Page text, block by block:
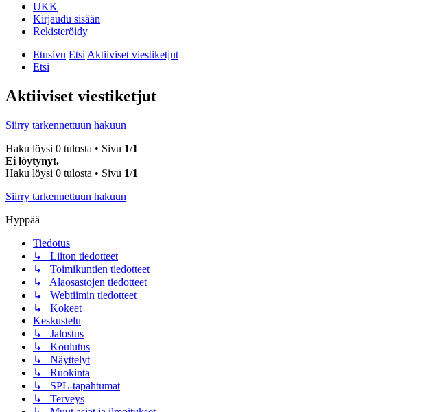
UKK
Kirjaudu sisään
Rekisteröidy
Etusivu EtsiAktiiviset viestiketjut
Etsi
Aktiiviset viestiketjut
Siirry tarkennettuun hakuun
Haku löysi 0 tulosta • Sivu 1/1
Ei löytynyt.
Haku löysi 0 tulosta • Sivu 1/1
Siirry tarkennettuun hakuun
Hyppää
Tiedotus
↳ Liiton tiedotteet
↳ Toimikuntien tiedotteet
↳ Alaosastojen tiedotteet
↳ Webtiimin tiedotteet
↳ Kokeet
Keskustelu
↳ Jalostus
↳ Koulutus
↳ Näyttelyt
↳ Ruokinta
↳ SPL-tapahtumat
↳ Terveys